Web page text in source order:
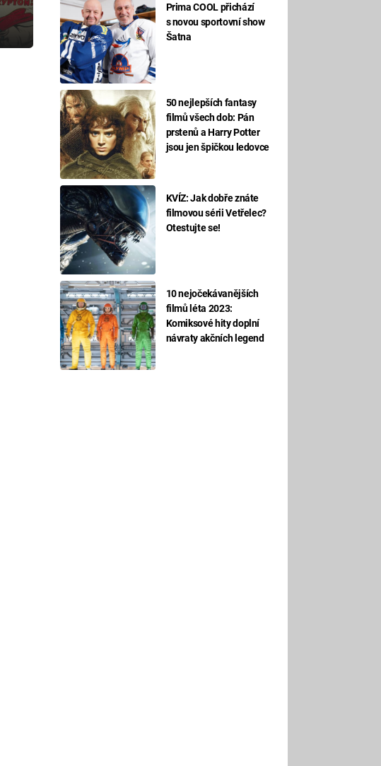
Prima COOL přichází
s novou sportovní show
Šatna
50 nejlepších fantasy
filmů všech dob: Pán
prstenů a Harry Potter
jsou jen špičkou ledovce
KVÍZ: Jak dobře znáte
filmovou sérii Vetřelec?
Otestujte se!
10 nejočekávanějších
filmů léta 2023:
Komiksové hity doplní
návraty akčních legend